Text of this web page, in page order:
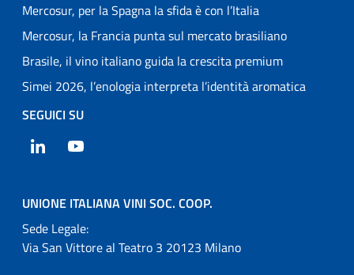
Mercosur, per la Spagna la sfida è con l’Italia
Mercosur, la Francia punta sul mercato brasiliano
Brasile, il vino italiano guida la crescita premium
Simei 2026, l’enologia interpreta l’identità aromatica
SEGUICI SU
LinkedIn
UNIONE ITALIANA VINI SOC. COOP.
Sede Legale:
Via San Vittore al Teatro 3 20123 Milano